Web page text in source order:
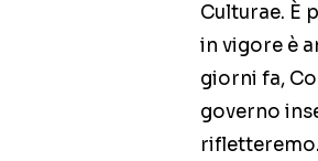
Culturae. È
in vigore è
giorni fa,
governo